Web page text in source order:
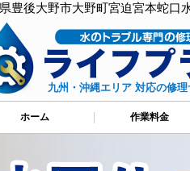
豊後大野市大野町宮迫宮本蛇口
九州・沖縄エリア 対応の修
ホーム 作業料金